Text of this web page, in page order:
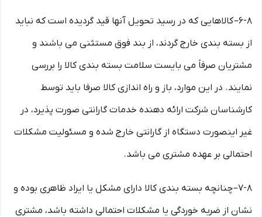
۶-۸– کالاهایی که در رسید تحویل آنها قید گردیده است که نباید
از بسته بندی خارج گردند، از بند فوق مستثنی می باشند و
مشتریان صرفاً می بایست سلامت بسته بندی کالا را بررسی
نمایند. در این موارد، باز و راه اندازی کالا صرفا باید توسط
کارشناسان شرکت ارائه دهنده خدمات گارانتی صورت پذیرد، در
غیر اینصورت دستگاه از گارانتی خارج شده و مسئولیت مشکلات
احتمالی بر عهده مشتری می باشد.
۷-۸– چنانچه بسته بندی کالا دارای مشکل یا ایراد ظاهری بوده و
نشان از ضربه خوردگی یا مشکلات احتمالی داشته باشد، مشتری